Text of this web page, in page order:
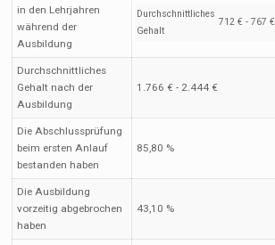
in den Lehrjahren
während der
Ausbildung
Durchschnittliches
Gehalt
712 € - 767 €
Durchschnittliches
Gehalt nach der
Ausbildung
1.766 € - 2.444 €
Die Abschlussprüfung
beim ersten Anlauf
bestanden haben
85,80 %
Die Ausbildung
vorzeitig abgebrochen
haben
43,10 %